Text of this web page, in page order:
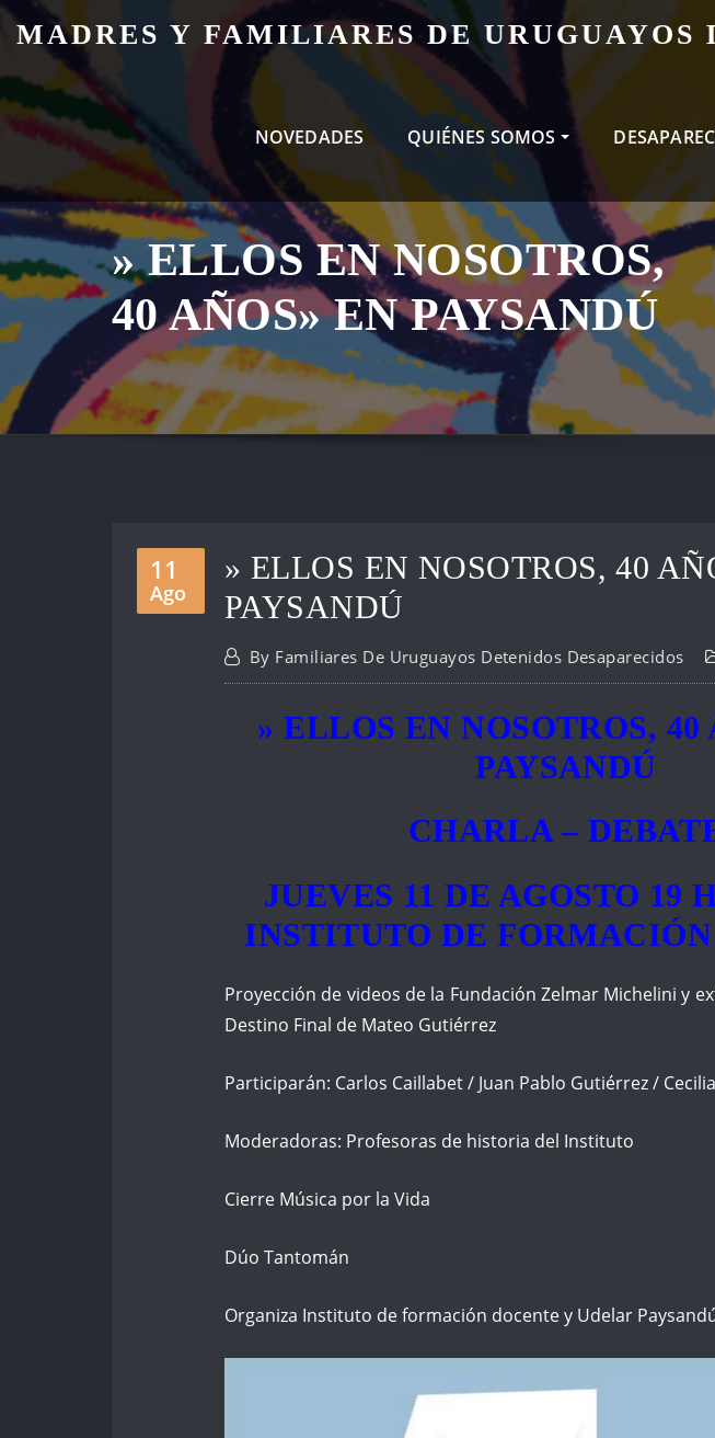
Skip
content
MADRES Y FAMILIARES DE URUGUAYOS
NOVEDADES QUIÉNES SOMOS
» ELLOS EN NOSOTROS,
40 AÑOS» EN PAYSANDÚ
11
Ago
» ELLOS EN NOSOTROS, 40
PAYSANDÚ
By Familiares De Uruguayos Detenidos Desaparecidos
» ELLOS EN NOSOTROS, 40
PAYSANDÚ
CHARLA –
JUEVES 11 DE AGOSTO 19
INSTITUTO DE
Proyección de videos de la Fundación Zelmar Michelini y
Destino Final de Mateo Gutiérrez
Participarán: Carlos Caillabet / Juan Pablo Gutiérrez /
Moderadoras: Profesoras de historia del Instituto
Cierre Música por la Vida
Dúo Tantomán
Organiza Instituto de formación docente y Udelar